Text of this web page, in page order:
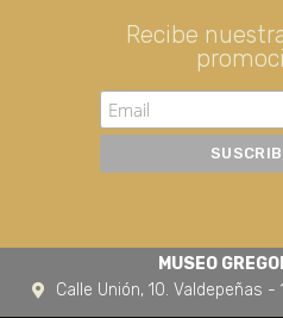
Recibe
MUSEO
Calle Unión, 10. Valdepeñas -